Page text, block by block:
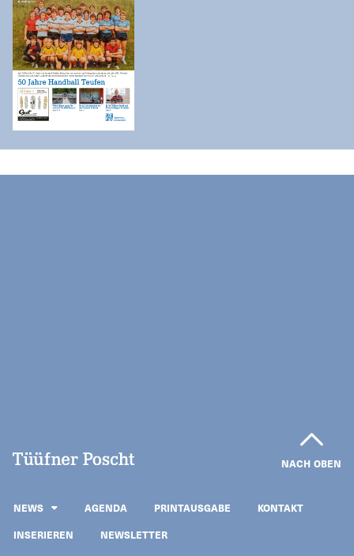
NACH OBEN
NEWS AGENDA PRINTAUSGABE
KONTAKT
INSERIEREN
NEWSLETTER